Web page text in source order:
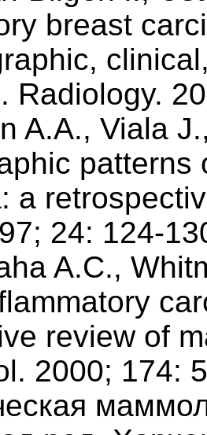
breast
Radiology.
A.A., Viala
a
24: 124-
A.C.,
review of
2000; 174: